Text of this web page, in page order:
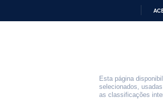
Esta página
selecionados,
as classificações